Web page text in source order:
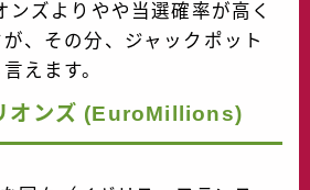
ンズよりやや当選確率が高く
、その分、ジャックポット
えます。
オンズ (EuroMillions)